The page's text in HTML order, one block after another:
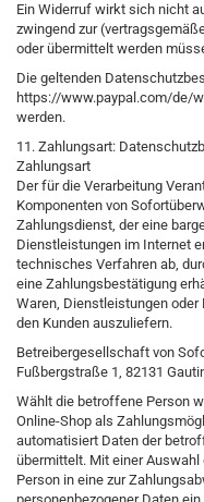
Ein Widerruf wirkt sich nicht
zwingend zur
oder übermittelt werden
Die geltenden
https://www.paypal.com/de/
werden.
11. Zahlungsart:
Zahlungsart
Der für die Verarbeitung
Komponenten von
Zahlungsdienst, der eine
Dienstleistungen im Internet
technisches Verfahren ab,
eine Zahlungsbestätigung
Waren, Dienstleistungen
den Kunden auszuliefern.
Betreibergesellschaft von
Fußbergstraße 1, 82131
Wählt die betroffene Person
Online-Shop als
automatisiert Daten der
übermittelt. Mit einer
Person in eine zur